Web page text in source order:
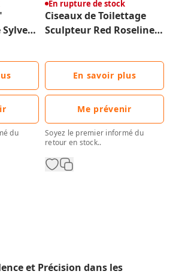
Sylver
du
En rupture de stock
Ciseaux de Toilettage
Sculpteur Red Roseline -
En savoir plus
Me prévenir
Soyez le premier informé du
retour en stock..
et Précision dans les